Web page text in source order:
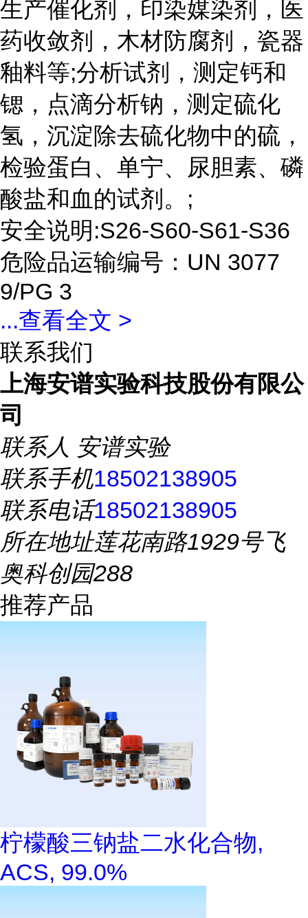
生产催化剂，印染媒染剂，医
药收敛剂，木材防腐剂，瓷器
釉料等;分析试剂，测定钙和
锶，点滴分析钠，测定硫化
氢，沉淀除去硫化物中的硫，
检验蛋白、单宁、尿胆素、磷
酸盐和血的试剂。;
安全说明:S26-S60-S61-S36
危险品运输编号：UN 3077
9/PG 3
...查看全文 >
联系我们
上海安谱实验科技股份有限公
司
联系人 安谱实验
联系手机18502138905
联系电话18502138905
所在地址莲花南路1929号飞
奥科创园288
推荐产品
柠檬酸三钠盐二水化合物,
ACS, 99.0%